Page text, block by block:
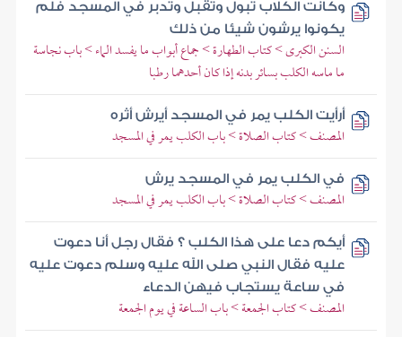
وكانت الكلاب تبول وتقبل وتدبر في المسجد فلم
يكونوا يرشون شيئا من ذلك
السنن الكبرى > كتاب الطهارة > جماع أبواب ما يفسد الماء > باب نجاسة
ما ماسه الكلب بسائر بدنه إذا كان أحدهما رطبا
أرأيت الكلب يمر في المسجد أيرش أثره
المصنف > كتاب الصلاة > باب الكلب يمر في المسجد
في الكلب يمر في المسجد يرش
المصنف > كتاب الصلاة > باب الكلب يمر في المسجد
أيكم دعا على هذا الكلب ؟ فقال رجل أنا دعوت
عليه فقال النبي صلى الله عليه وسلم دعوت عليه
في ساعة يستجاب فيهن الدعاء
المصنف > كتاب الجمعة > باب الساعة في يوم الجمعة